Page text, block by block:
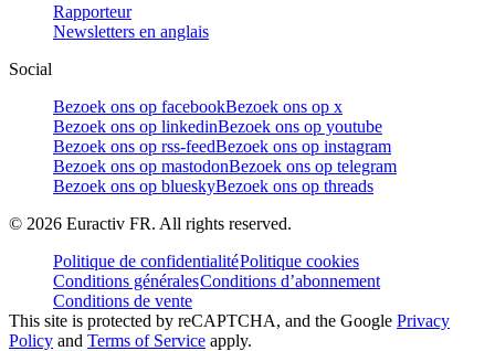
Rapporteur
Newsletters en anglais
Social
Bezoek ons op facebookBezoek ons op x
Bezoek ons op linkedinBezoek ons op youtube
Bezoek ons op rss-feedBezoek ons op instagram
Bezoek ons op mastodonBezoek ons op telegram
Bezoek ons op blueskyBezoek ons op threads
© 2026 Euractiv FR. All rights reserved.
Politique de confidentialitéPolitique cookies
Conditions généralesConditions d’abonnement
Conditions de vente
This site is protected by reCAPTCHA, and the Google Privacy
Policy and Terms of Service apply.